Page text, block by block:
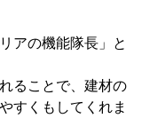
アの機能隊長」と
ることで、建材の
すくもしてくれま